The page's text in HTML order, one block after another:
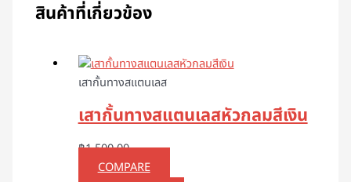
สินค้าที่เกี่ยวข้อง
เสากั้นทางสแตนเลส
เสากั้นทางสแตนเลสหัวกลมสีเงิน
฿1,500.00
COMPARE